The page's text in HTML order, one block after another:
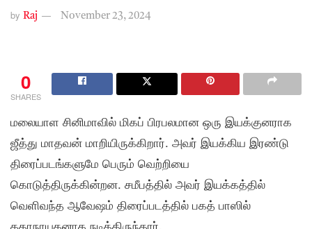
by Raj November 23, 2024
0
SHARES
மலையாள சினிமாவில் மிகப் பிரபலமான ஒரு இயக்குனராக
ஜீத்து மாதவன் மாறியிருக்கிறார். அவர் இயக்கிய இரண்டு
திரைப்படங்களுமே பெரும் வெற்றியை
கொடுத்திருக்கின்றன. சமீபத்தில் அவர் இயக்கத்தில்
வெளிவந்த ஆவேஷம் திரைப்படத்தில் பகத் பாஸில்
கதாநாயகனாக நடித்திருந்தார்.